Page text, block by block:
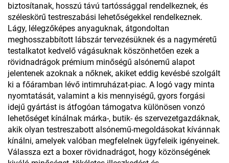
biztosítanak, hosszú távú tartóssággal rendelkeznek, és
széleskörű testreszabási lehetőségekkel rendelkeznek.
Lágy, lélegzőképes anyaguknak, átgondoltan
meghosszabbított lábszár tervezésüknek és a nagyméretű
testalkatot kedvelő vágásuknak köszönhetően ezek a
rövidnadrágok prémium minőségű alsónemű alapot
jelentenek azoknak a nőknek, akiket eddig kevésbé szolgált
ki a főáramban lévő intimruházat-piac. A logó vagy minta
nyomtatását, valamint a kis mennyiségű, gyors forgási
idejű gyártást is átfogóan támogatva különösen vonzó
lehetőséget kínálnak márka-, butik- és szervezetgazdáknak,
akik olyan testreszabott alsónemű-megoldásokat kívánnak
kínálni, amelyek valóban megfelelnek ügyfeleik igényeinek.
Válassza ezt a boxer rövidnadrágot, hogy közönségének